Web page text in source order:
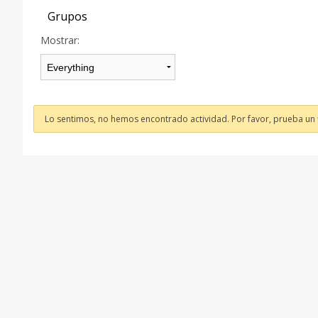
Grupos
Mostrar:
Lo sentimos, no hemos encontrado actividad. Por favor, prueba